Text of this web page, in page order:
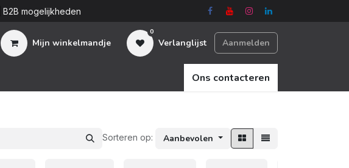
mogelijkheden
Mijn winkelmandje
0
Verlanglijst Aanmelden
Ons contacteren
Sorteren op: Aanbevolen